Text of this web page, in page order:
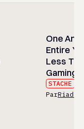
One
Entire
Less
Gaming
STACHE
ParRiad